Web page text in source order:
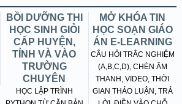
BỒI DƯỠNG THI
HỌC SINH GIỎI
CẤP HUYỆN,
TỈNH VÀ VÀO
TRƯỜNG
CHUYÊN
HỌC LẬP TRÌNH
MỞ KHÓA TIN
HỌC SOẠN GIÁO
ÁN E-LEARNING
CÂU HỎI TRẮC NGHIỆM
(A,B,C,D), CHÈN ÂM
THANH, VIDEO, THỜI
GIAN THẢO LUẬN, TRẢ